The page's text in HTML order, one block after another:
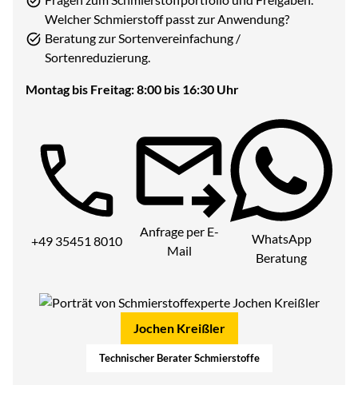
Welcher Schmierstoff passt zur Anwendung?
Beratung zur Sortenvereinfachung /
Sortenreduzierung.
Montag bis Freitag: 8:00 bis 16:30 Uhr
Telefon:
+49 35451 8010
Anfrage per E-
Mail
WhatsApp
Beratung
Jochen Kreißler
Technischer Berater Schmierstoffe